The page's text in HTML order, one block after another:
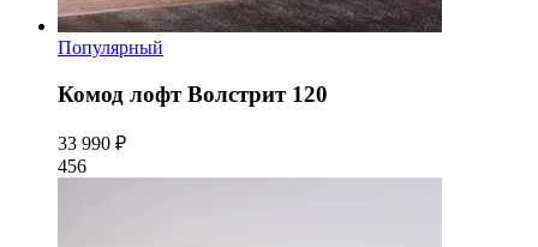
Популярный
Комод лофт Волстрит 120
33 990 ₽
456